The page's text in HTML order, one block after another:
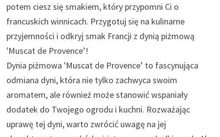
potem ciesz się smakiem, który przypomni Ci o
francuskich winnicach. Przygotuj się na kulinarne
przyjemności i odkryj smak Francji z dynią piżmową
'Muscat de Provence’!
Dynia piżmowa 'Muscat de Provence’ to fascynująca
odmiana dyni, która nie tylko zachwyca swoim
aromatem, ale również może stanowić wspaniały
dodatek do Twojego ogrodu i kuchni. Rozważając
uprawę tej dyni, warto zwrócić uwagę na jej